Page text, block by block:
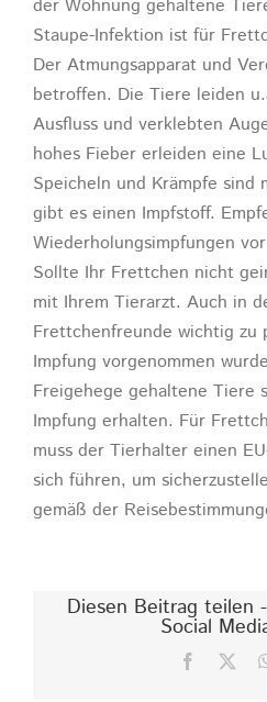
der Wohnung gehaltene
Staupe-Infektion ist für
Der Atmungsapparat und
betroffen. Die Tiere leiden
Ausfluss und verklebten
hohes Fieber erleiden eine
Speicheln und Krämpfe sind
gibt es einen Impfstoff.
Wiederholungsimpfungen
Sollte Ihr Frettchen nicht
mit Ihrem Tierarzt. Auch in
Frettchenfreunde wichtig zu
Impfung vorgenommen
Freigehege gehaltene Tiere
Impfung erhalten. Für
muss der Tierhalter einen
sich führen, um
gemäß der
Diesen Beitrag teilen
Social
Facebook